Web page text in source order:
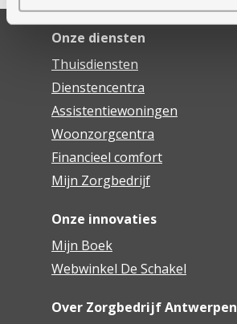
Onze diensten
Thuisdiensten
Dienstencentra
Assistentiewoningen
Woonzorgcentra
Financieel comfort
Mijn Zorgbedrijf
Onze innovaties
Mijn Boek
Webwinkel De Schakel
Over Zorgbedrijf Antwerpen